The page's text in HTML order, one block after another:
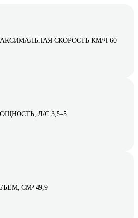
СКОРОСТЬ КМ/Ч 60
Л/С 3,5–5
СМ³ 49,9